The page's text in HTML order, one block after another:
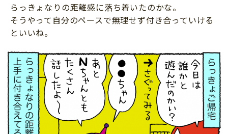
らっきょなりの距離感に落ち着いたのかな。
そうやって自分のペースで無理せず付き合っていける
といいね。